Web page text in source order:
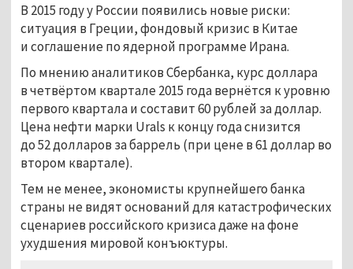
В 2015 году у России появились новые риски:
ситуация в Греции, фондовый кризис в Китае
и соглашение по ядерной программе Ирана.
По мнению аналитиков Сбербанка, курс доллара
в четвёртом квартале 2015 года вернётся к уровню
первого квартала и составит 60 рублей за доллар.
Цена нефти марки Urals к концу года снизится
до 52 долларов за баррель (при цене в 61 доллар во
втором квартале).
Тем не менее, экономисты крупнейшего банка
страны не видят оснований для катастрофических
сценариев российского кризиса даже на фоне
ухудшения мировой конъюктуры.